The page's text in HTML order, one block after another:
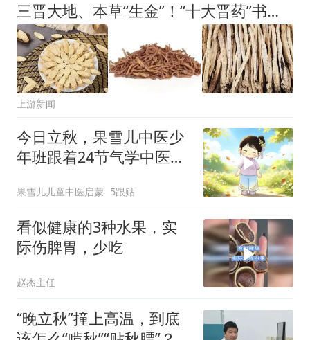
三晋大地、本草“生金”！“十大晋药”书写山区富民新答卷
上游新闻
今日立秋，果雪儿中医少
年班跟着24节气学中医系
果雪儿儿童中医启蒙 5跟贴
看似健康的3种水果，实
际伤脾胃，少吃
赵杰主任
“晚立秋”撞上高温，到底